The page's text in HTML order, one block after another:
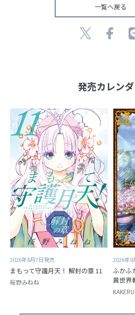
一覧へ戻る
発売カレン
2026年8月7日発売
まもって守護月天！ 解封の章 11
桜野みねね
2026年8
ふかふ
異世界
KAKERU